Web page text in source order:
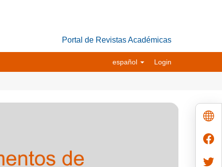
Portal de Revistas Académicas
español Login